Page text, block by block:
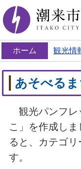
ホーム 観光情
あそべる
観光パンフレ
こ」を作成し
ると、カテゴ
す。